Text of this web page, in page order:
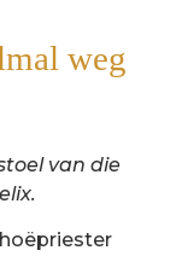
weg
van die